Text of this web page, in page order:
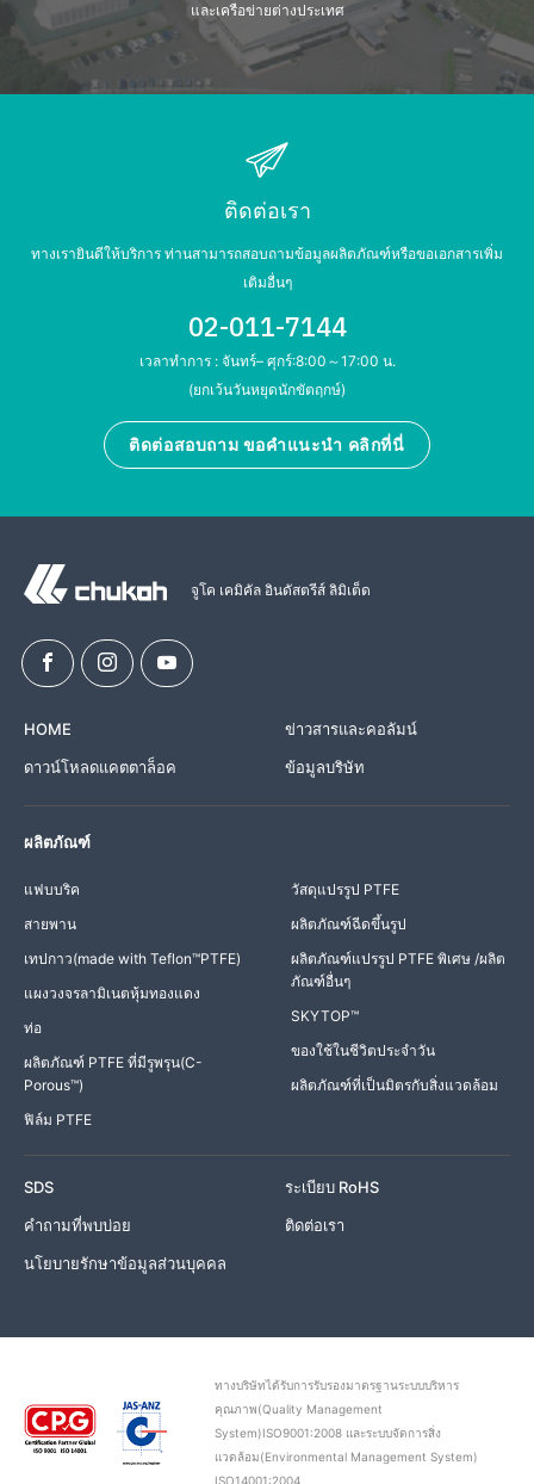
และเครือข่ายต่างประเทศ
ติดต่อเรา
ทางเรายินดีให้บริการ ท่านสามารถสอบถามข้อมูลผลิตภัณฑ์หรือขอเอกสารเพิ่ม
เติมอื่นๆ
02-011-7144
เวลาทำการ : จันทร์– ศุกร์:8:00～17:00 น.
(ยกเว้นวันหยุดนักขัตฤกษ์)
ติดต่อสอบถาม ขอคำแนะนำ คลิกที่นี่
จูโค เคมิคัล อินดัสตรีส์ ลิมิเต็ด
HOME
ข่าวสารและคอลัมน์
ดาวน์โหลดแคตตาล็อค
ข้อมูลบริษัท
ผลิตภัณฑ์
แฟบบริค
สายพาน
เทปกาว(made with Teflon™PTFE)
แผงวงจรลามิเนตหุ้มทองแดง
ท่อ
ผลิตภัณฑ์ PTFE ที่มีรูพรุน(C-
Porous™)
ฟิล์ม PTFE
วัสดุแปรรูป PTFE
ผลิตภัณฑ์ฉีดขึ้นรูป
ผลิตภัณฑ์แปรรูป PTFE พิเศษ /ผลิต
ภัณฑ์อื่นๆ
SKYTOP™
ของใช้ในชีวิตประจำวัน
ผลิตภัณฑ์ที่เป็นมิตรกับสิ่งแวดล้อม
SDS
ระเบียบ RoHS
คำถามที่พบบ่อย
ติดต่อเรา
นโยบายรักษาข้อมูลส่วนบุคคล
ทางบริษัทได้รับการรับรองมาตรฐานระบบบริหาร
คุณภาพ(Quality Management
System)ISO9001:2008 และระบบจัดการสิ่ง
แวดล้อม(Environmental Management System)
ISO14001:2004